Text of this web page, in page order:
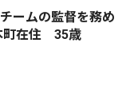
ームの監督を務め
在住 35歳